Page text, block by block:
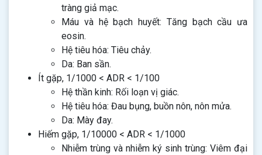
tràng giả mạc.
Máu và hệ bạch huyết: Tăng bạch cầu ưa
eosin.
Hệ tiêu hóa: Tiêu chảy.
Da: Ban sần.
Ít gặp, 1/1000 < ADR < 1/100
Hệ thần kinh: Rối loạn vị giác.
Hệ tiêu hóa: Đau bụng, buồn nôn, nôn mửa.
Da: Mày đay.
Hiếm gặp, 1/10000 < ADR < 1/1000
Nhiễm trùng và nhiễm ký sinh trùng: Viêm đại